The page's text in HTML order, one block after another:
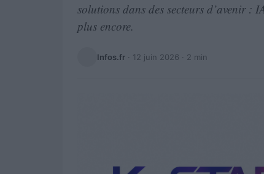
solutions dans des secteurs d’avenir :
plus encore.
Infos.fr · 12 juin 2026 · 2 min